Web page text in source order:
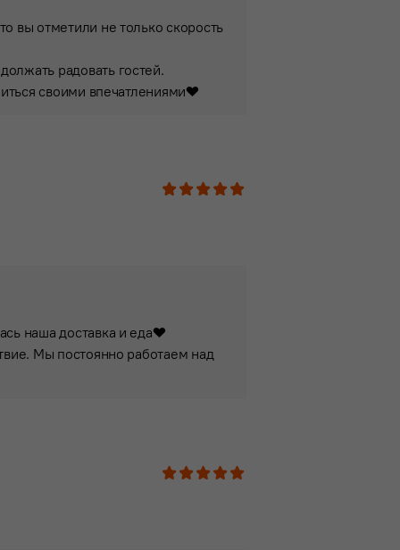
вы отметили не только скорость
радовать гостей.
своими впечатлениями❤️
4
3
2
1
наша доставка и еда❤️
Мы постоянно работаем над
4
3
2
1